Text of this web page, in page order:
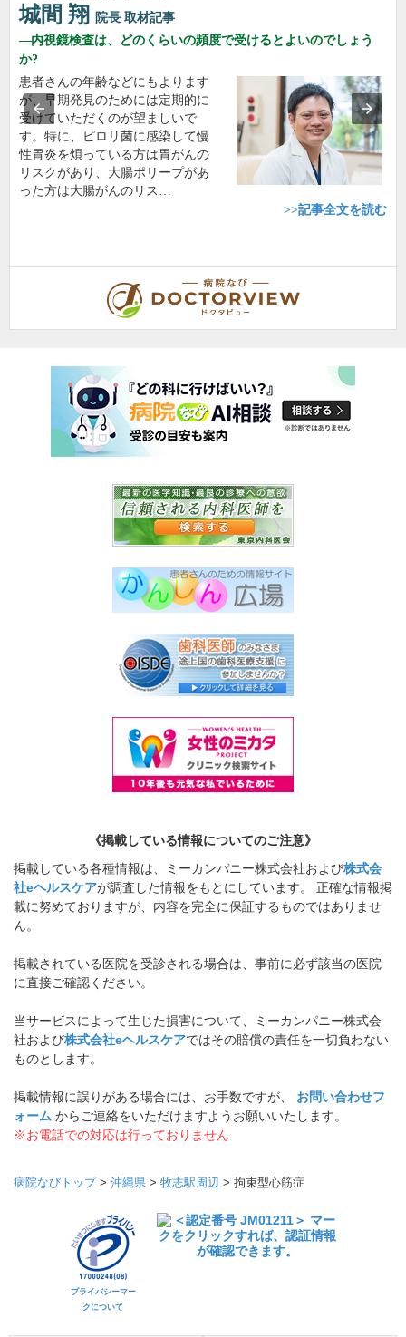
城間 翔 院長 取材記事
内視鏡検査は、どのくらいの頻度で受けるとよいのでしょう
か?
患者さんの年齢などにもよります
が、早期発見のためには定期的に
受けていただくのが望ましいで
す。特に、ピロリ菌に感染して慢
性胃炎を煩っている方は胃がんの
リスクがあり、大腸ポリープがあ
った方は大腸がんのリス…
>>記事全文を読む
《掲載している情報についてのご注意》
掲載している各種情報は、ミーカンパニー株式会社および株式会
社eヘルスケアが調査した情報をもとにしています。 正確な情報掲
載に努めておりますが、内容を完全に保証するものではありませ
ん。
掲載されている医院を受診される場合は、事前に必ず該当の医院
に直接ご確認ください。
当サービスによって生じた損害について、ミーカンパニー株式会
社および株式会社eヘルスケアではその賠償の責任を一切負わない
ものとします。
掲載情報に誤りがある場合には、お手数ですが、 お問い合わせフ
ォーム からご連絡をいただけますようお願いいたします。
※お電話での対応は行っておりません
病院なびトップ> 沖縄県 > 牧志駅周辺 > 拘束型心筋症
プライバシーマー
クについて